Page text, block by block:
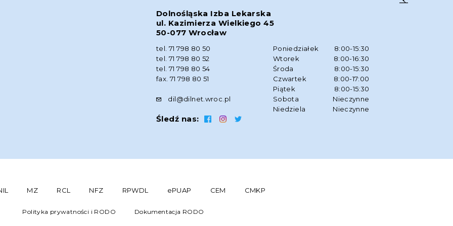
Dolnośląska Izba Lekarska
ul. Kazimierza Wielkiego 45
50-077 Wrocław
tel. 71 798 80 50
tel. 71 798 80 52
tel. 71 798 80 54
fax. 71 798 80 51
dil@dilnet.wroc.pl
Śledź nas:
Poniedziałek
8:00-15:30
Wtorek
8:00-16:30
Środa
8:00-15:30
Czwartek
8:00-17:00
Piątek
8:00-15:30
Sobota
Nieczynne
Niedziela
Nieczynne
MZ RCL NFZ RPWDL ePUAP CEM CMKP
Polityka prywatności i RODO Dokumentacja RODO